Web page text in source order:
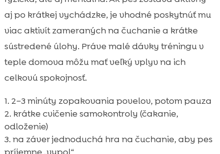
aj po krátkej vychádzke, je vhodné poskytnúť mu
viac aktivít zameraných na čuchanie a krátke
sústredené úlohy. Práve malé dávky tréningu v
teple domova môžu mať veľký vplyv na ich
celkovú spokojnosť.
2–3 minúty zopakovania povelov, potom pauza
krátke cvičenie samokontroly (čakanie,
odloženie)
na záver jednoduchá hra na čuchanie, aby pes